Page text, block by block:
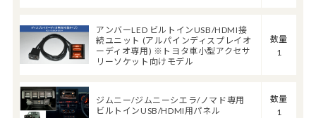
アンバーLED ビルトインUSB/HDMI接
続ユニット (アルパインディスプレイオ
ーディオ専用) ※トヨタ車小型アクセサ
リーソケット向けモデル
数量
1
ジムニー/ジムニーシエラ/ノマド専用
ビルトインUSB/HDMI用パネル
数量
1